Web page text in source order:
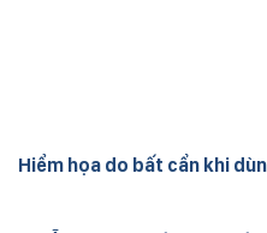
Hiểm họa do bất cẩn khi